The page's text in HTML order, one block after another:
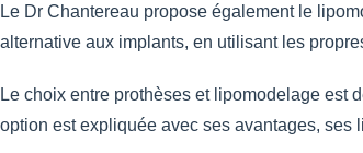
Le Dr Chantereau propose également le
alternative aux implants, en utilisant les
Le choix entre prothèses et lipomodelage est
option est expliquée avec ses avantages, ses